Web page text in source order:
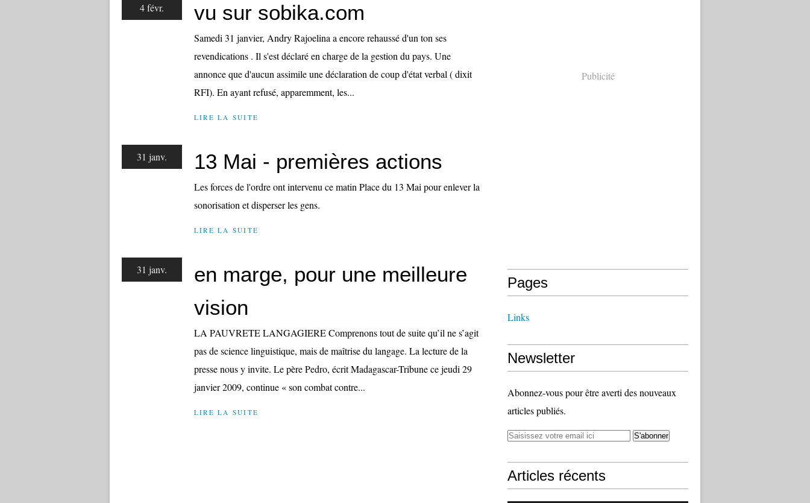
4 févr. vu sur sobika.com
Samedi 31 janvier, Andry Rajoelina a encore rehaussé d'un ton ses
revendications . Il s'est déclaré en charge de la gestion du pays. Une
annonce que d'aucun assimile une déclaration de coup d'état verbal ( dixit
RFI). En ayant refusé, apparemment, les...
LIRE LA SUITE
31 janv. 13 Mai - premières actions
Les forces de l'ordre ont intervenu ce matin Place du 13 Mai pour enlever la
sonorisation et disperser les gens.
LIRE LA SUITE
31 janv.
en marge, pour une meilleure
vision
LA PAUVRETE LANGAGIERE Comprenons tout de suite qu’il ne s’agit
pas de science linguistique, mais de maîtrise du langage. La lecture de la
presse nous y invite. Le père Pedro, écrit Madagascar-Tribune ce jeudi 29
janvier 2009, continue « son combat contre...
LIRE LA SUITE
Publicité
Pages
Links
Newsletter
Abonnez-vous pour être averti des nouveaux
articles publiés.
Articles récents